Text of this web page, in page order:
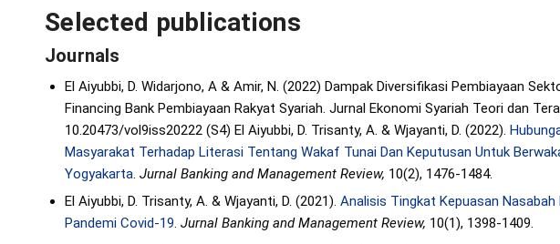
Selected publications
Journals
El Aiyubbi, D. Widarjono, A & Amir, N. (2022) Dampak Diversifikasi Pembiayaan
Financing Bank Pembiayaan Rakyat Syariah. Jurnal Ekonomi Syariah Teori dan
10.20473/vol9iss20222 (S4) El Aiyubbi, D. Trisanty, A. & Wjayanti, D. (2022).
Masyarakat Terhadap Literasi Tentang Wakaf Tunai Dan Keputusan Untuk
Yogyakarta. Jurnal Banking and Management Review, 10(2), 1476-1484.
El Aiyubbi, D. Trisanty, A. & Wjayanti, D. (2021). Analisis Tingkat Kepuasan
Pandemi Covid-19. Jurnal Banking and Management Review, 10(1), 1398-1409.